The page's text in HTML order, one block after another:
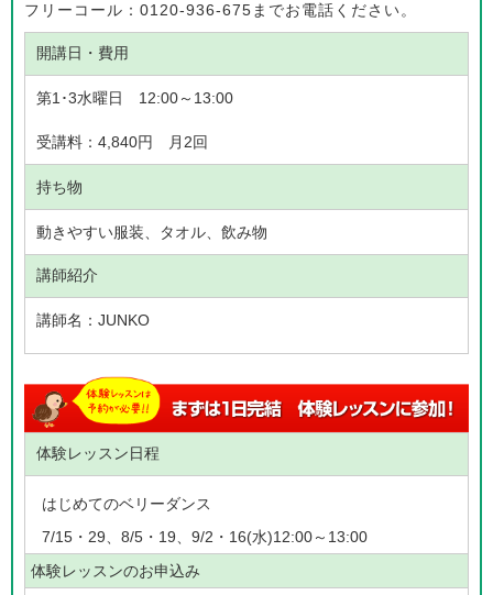
フリーコール：0120-936-675までお電話ください。
開講日・費用
第1･3水曜日 12:00～13:00
受講料：4,840円 月2回
持ち物
動きやすい服装、タオル、飲み物
講師紹介
講師名： JUNKO
体験レッスン日程
はじめてのベリーダンス
7/15・29、8/5・19、9/2・16(水)12:00～13:00
体験レッスンのお申込み